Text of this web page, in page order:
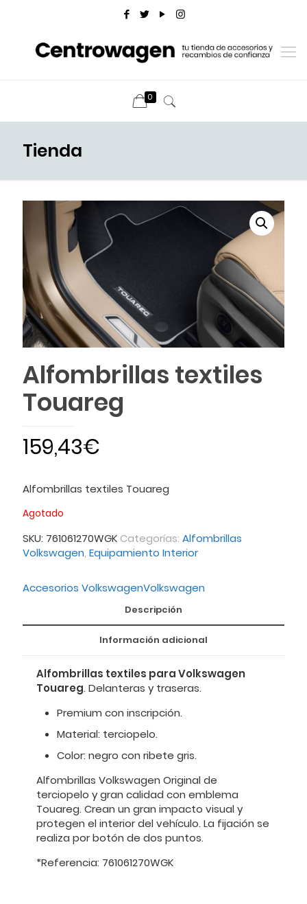
0
Tienda
Alfombrillas textiles
Touareg
159,43€
Alfombrillas textiles Touareg
Agotado
SKU: 761061270WGK Categorías: Alfombrillas
Volkswagen, Equipamiento Interior
Accesorios VolkswagenVolkswagen
Descripción
Información adicional
Alfombrillas textiles para Volkswagen
Touareg. Delanteras y traseras.
Premium con inscripción.
Material: terciopelo.
Color: negro con ribete gris.
Alfombrillas Volkswagen Original de
terciopelo y gran calidad con emblema
Touareg. Crean un gran impacto visual y
protegen el interior del vehículo. La fijación se
realiza por botón de dos puntos.
*Referencia: 761061270WGK